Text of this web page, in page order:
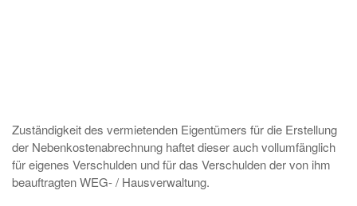
Zuständigkeit des vermietenden Eigentümers für die Erstellung
der Nebenkostenabrechnung haftet dieser auch vollumfänglich
für eigenes Verschulden und für das Verschulden der von ihm
beauftragten WEG- / Hausverwaltung.